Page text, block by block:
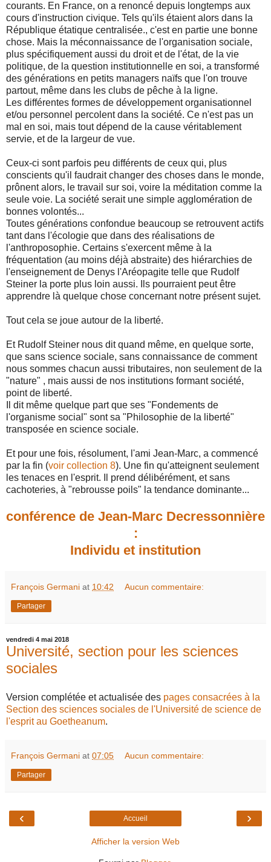
courants. En France, on a renoncé depuis longtemps aux
cours d'instruction civique. Tels qu'ils étaient alors dans la
République étatique centralisée., c'est en partie une bonne
chose. Mais la méconnaissance de l'organisation sociale,
plus spécifiquement aussi du droit et de l'état, de la vie
politique, de la question institutionnelle en soi, a transformé
des générations en petits managers naïfs que l'on trouve
partout, même dans les clubs de pêche à la ligne.
Les différentes formes de développement organisationnel
et/ou personnel percolent dans la société. Ce n'est pas un
mal en soi, mais tout dépend de la cause véritablement
servie, et de la largeur de vue.
Ceux-ci sont parfois peu différents de ceux qui, plus
conscients qu'il faudrait changer des choses dans le monde,
prônent alors, le travail sur soi, voire la méditation comme la
seule voie. La société serait une simple agglomération de
bonnes volontés...
Toutes générations confondue beaucoup se retrouvent actifs
tant dans l'écologie que dans des réalisations de
l'anthroposophie. Certains s'exercent même à la
fréquentation (au moins déjà abstraite) des hiérarchies de
l'enseignement de Denys l'Aréopagite telle que Rudolf
Steiner la porte plus loin aussi. Ils pourraient peut être
apprendre là quelque chose concernant notre présent sujet.
Tout cela se joue autour de la liberté.
Et Rudolf Steiner nous dit quand même, en quelque sorte,
que sans science sociale, sans connaissance de comment
nous sommes chacun aussi tributaires, non seulement de la
"nature" , mais aussi de nos institutions formant société,
point de liberté.
Il dit même quelque part que ses "Fondements de
l'organisme social" sont sa "Philosophie de la liberté"
transposée en science sociale.
Et pour une fois, résolument, l'ami Jean-Marc, a commencé
par la fin (voir collection 8). Une fin qu'atteignent seulement
les tenaces en l'esprit. Il prend délibérément, et sans
cachoteries, à "rebrousse poils" la tendance dominante...
conférence de Jean-Marc Decressonnière
:
Individu et institution
François Germani at 10:42 Aucun commentaire:
Partager
vendredi 4 mai 2018
Université, section pour les sciences
sociales
Version complétée et actualisée des pages consacrées à la
Section des sciences sociales de l'Université de science de
l'esprit au Goetheanum.
François Germani at 07:05 Aucun commentaire:
Partager
‹ ›
Accueil
Afficher la version Web